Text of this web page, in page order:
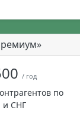
/ год
по
и СНГ